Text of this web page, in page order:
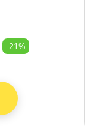
-21%